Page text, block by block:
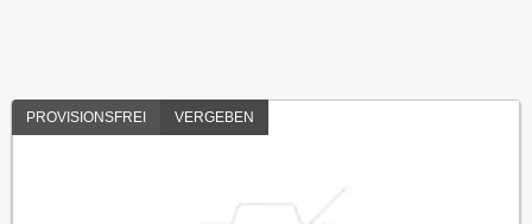
PROVISIONSFREI VERGEBEN